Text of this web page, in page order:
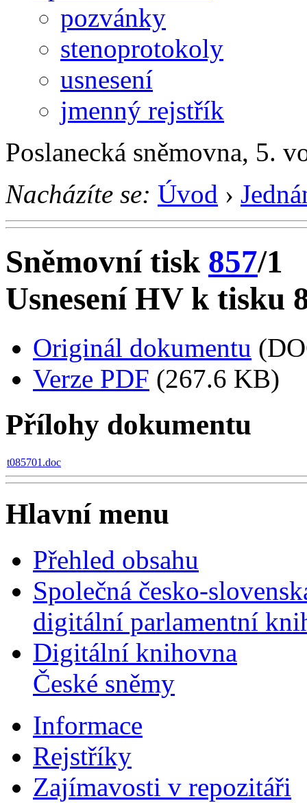
pozvánky
stenoprotokoly
usnesení
jmenný rejstřík
Poslanecká sněmovna, 5.
Nacházíte se: Úvod ›
Sněmovní tisk 857/1
Usnesení HV k tisku
Originál dokumentu
Verze PDF (267.6 KB)
Přílohy dokumentu
t085701.doc
Hlavní menu
Přehled obsahu
Společná česko-
digitální parlamentní
Digitální knihovna
České sněmy
Informace
Rejstříky
Zajímavosti v repozitáři